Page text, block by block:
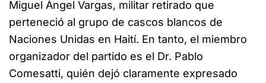
Miguel Ángel Vargas, militar retirado que
perteneció al grupo de cascos blancos de
Naciones Unidas en Haití. En tanto, el miembro
organizador del partido es el Dr. Pablo
Comesatti, quién dejó claramente expresado